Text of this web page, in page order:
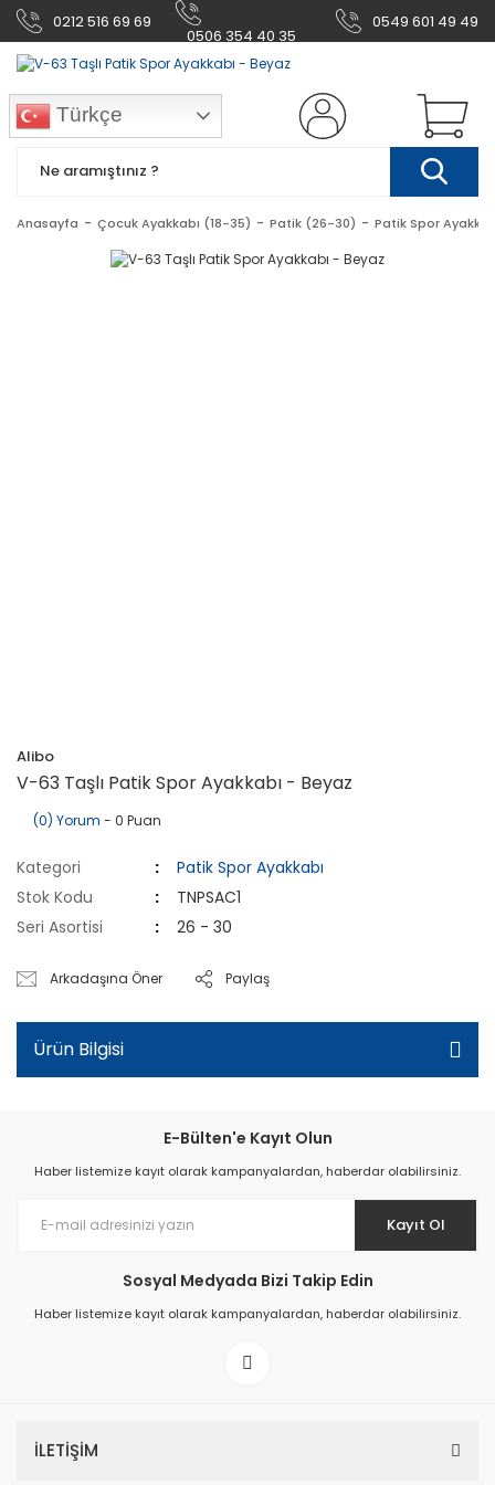
0212 516 69 69
0506 354 40 35
0549 601 49 49
Türkçe
Anasayfa Çocuk Ayakkabı (18-35) Patik (26-30) Patik Spor
Alibo
V-63 Taşlı Patik Spor Ayakkabı - Beyaz
(0) Yorum - 0 Puan
Kategori
Patik Spor Ayakkabı
Stok Kodu
TNPSAC1
Seri Asortisi
26 - 30
Arkadaşına Öner Paylaş
Ürün Bilgisi
E-Bülten'e Kayıt Olun
Haber listemize kayıt olarak kampanyalardan, haberdar olabilirsiniz.
Kayıt Ol
Sosyal Medyada Bizi Takip Edin
Haber listemize kayıt olarak kampanyalardan, haberdar olabilirsiniz.
İLETİŞİM